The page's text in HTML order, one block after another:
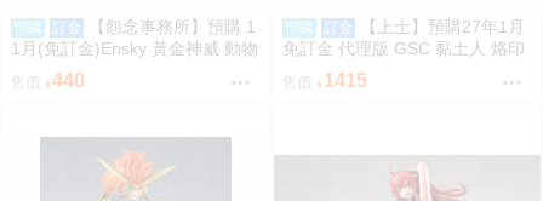
預購 訂金
【怨念事務所】預購 1
1月(免訂金)Ensky 黃金神威 動物
模樣坐姿娃吊飾 布偶 第2彈 3款
分售 三次再販 0816
售價 440
預購 訂金
【上士】預購27年1月
免訂金 代理版 GSC 黏土人 烙印
勇士 凱茲 狂戰士鎧甲Ver. BLOO
D EDITION
售價 1415